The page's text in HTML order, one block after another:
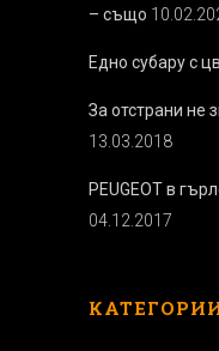
– също
Едно субару с
За отстрани не
13.03.2018
PEUGEOT в
04.12.2017